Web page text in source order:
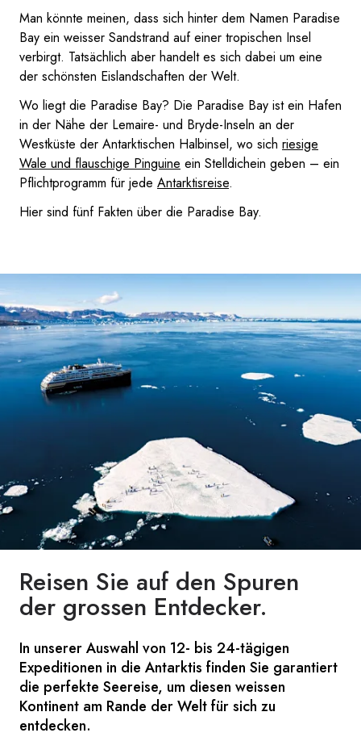
Man könnte meinen, dass sich hinter dem Namen Paradise
Bay ein weisser Sandstrand auf einer tropischen Insel
verbirgt. Tatsächlich aber handelt es sich dabei um eine
der schönsten Eislandschaften der Welt.
Wo liegt die Paradise Bay? Die Paradise Bay ist ein Hafen
in der Nähe der Lemaire- und Bryde-Inseln an der
Westküste der Antarktischen Halbinsel, wo sich riesige
Wale und flauschige Pinguine ein Stelldichein geben – ein
Pflichtprogramm für jede Antarktisreise.
Hier sind fünf Fakten über die Paradise Bay.
Reisen Sie auf den Spuren
der grossen Entdecker.
In unserer Auswahl von 12- bis 24-tägigen
Expeditionen in die Antarktis finden Sie garantiert
die perfekte Seereise, um diesen weissen
Kontinent am Rande der Welt für sich zu
entdecken.